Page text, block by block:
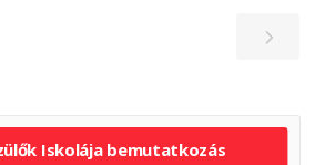
Iskolája bemutatkozás